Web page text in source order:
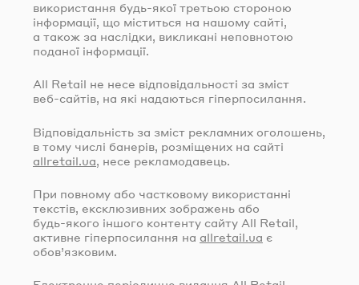
використання будь-якої третьою стороною
інформації, що міститься на нашому сайті,
а також за наслідки, викликані неповнотою
поданої інформації.
All Retail не несе відповідальності за зміст
веб-сайтів, на які надаються гіперпосилання.
Відповідальність за зміст рекламних оголошень,
в тому числі банерів, розміщених на сайті
allretail.ua , несе рекламодавець.
При повному або частковому використанні
текстів, ексклюзивних зображень або
будь-якого іншого контенту сайту All Retail,
активне гіперпосилання на allretail.ua є
обов’язковим.